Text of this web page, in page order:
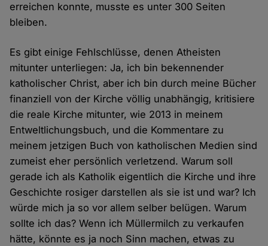
erreichen konnte, musste es unter 300 Seiten
bleiben.
Es gibt einige Fehlschlüsse, denen Atheisten
mitunter unterliegen: Ja, ich bin bekennender
katholischer Christ, aber ich bin durch meine Bücher
finanziell von der Kirche völlig unabhängig, kritisiere
die reale Kirche mitunter, wie 2013 in meinem
Entweltlichungsbuch, und die Kommentare zu
meinem jetzigen Buch von katholischen Medien sind
zumeist eher persönlich verletzend. Warum soll
gerade ich als Katholik eigentlich die Kirche und ihre
Geschichte rosiger darstellen als sie ist und war? Ich
würde mich ja so vor allem selber belügen. Warum
sollte ich das? Wenn ich Müllermilch zu verkaufen
hätte, könnte es ja noch Sinn machen, etwas zu